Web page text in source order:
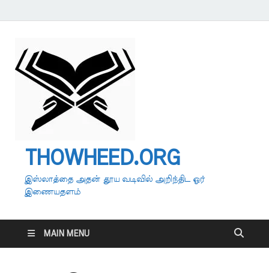
THOWHEED.ORG
இஸ்லாத்தை அதன் தூய வடிவில் அறிந்திட ஓர்
இணையதளம்
MAIN MENU